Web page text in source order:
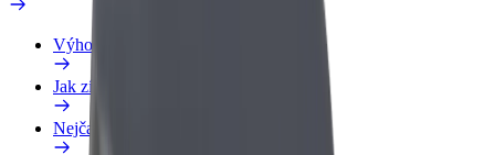
Výhody
Jak získat členství
Nejčastější otázky